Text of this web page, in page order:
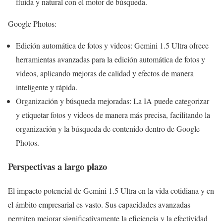
Google Photos:
Edición automática de fotos y videos: Gemini 1.5 Ultra ofrece
herramientas avanzadas para la edición automática de fotos y
videos, aplicando mejoras de calidad y efectos de manera
inteligente y rápida.
Organización y búsqueda mejoradas: La IA puede categorizar
y etiquetar fotos y videos de manera más precisa, facilitando la
organización y la búsqueda de contenido dentro de Google
Photos.
Perspectivas a largo plazo
El impacto potencial de Gemini 1.5 Ultra en la vida cotidiana y en
el ámbito empresarial es vasto. Sus capacidades avanzadas
permiten mejorar significativamente la eficiencia y la efectividad